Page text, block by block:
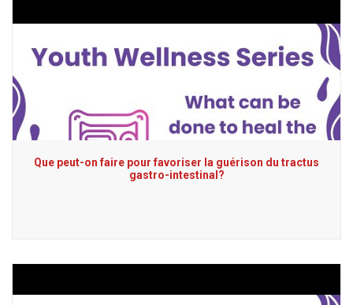
Que peut-on faire pour favoriser la guérison du tractus
gastro-intestinal?